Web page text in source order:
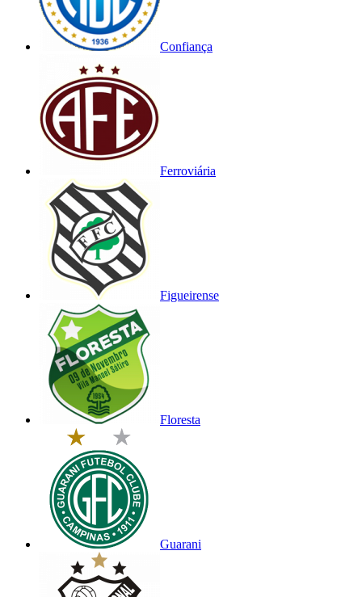
Confiança
Ferroviária
Figueirense
Floresta
Guarani